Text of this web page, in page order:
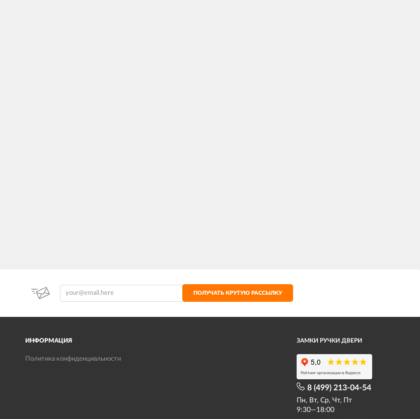
ПОЛУЧАТЬ КРУТУЮ РАССЫЛКУ
ИНФОРМАЦИЯ
Политика конфиденциальности
ЗАМКИ РУЧКИ ДВЕРИ
8 (499) 213-04-54​
Пн, Вт, Ср, Чт, Пт
9:30—18:00